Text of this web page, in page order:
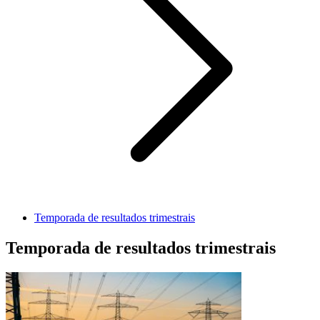
Temporada de resultados trimestrais
Temporada de resultados trimestrais